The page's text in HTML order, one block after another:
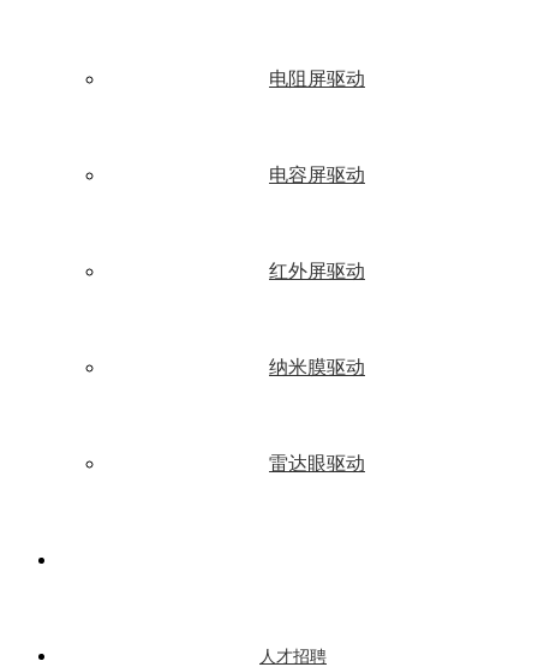
电阻屏驱动
电容屏驱动
红外屏驱动
纳米膜驱动
雷达眼驱动
人才招聘